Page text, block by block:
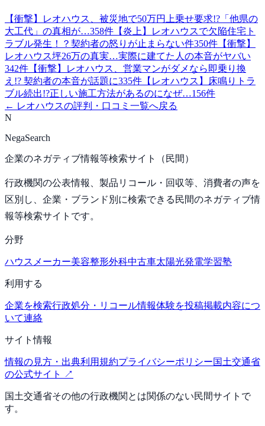
【衝撃】レオハウス、被災地で50万円上乗せ要求!?「他県の
大工代」の真相が…358件 【炎上】レオハウスで欠陥住宅ト
ラブル発生！？契約者の怒りが止まらない件350件 【衝撃】
レオハウス坪26万の真実…実際に建てた人の本音がヤバい
342件 【衝撃】レオハウス、営業マンがダメなら即乗り換
え!? 契約者の本音が話題に335件 【レオハウス】床鳴りトラ
ブル続出!?正しい施工方法があるのになぜ…156件
← レオハウスの評判・口コミ一覧へ戻る
N
NegaSearch
企業のネガティブ情報等検索サイト（民間）
行政機関の公表情報、製品リコール・回収等、消費者の声を
区別し、企業・ブランド別に検索できる民間のネガティブ情
報等検索サイトです。
分野
ハウスメーカー美容整形外科中古車太陽光発電学習塾
利用する
企業を検索行政処分・リコール情報体験を投稿掲載内容につ
いて連絡
サイト情報
情報の見方・出典利用規約プライバシーポリシー国土交通省
の公式サイト ↗
国土交通省その他の行政機関とは関係のない民間サイトで
す。